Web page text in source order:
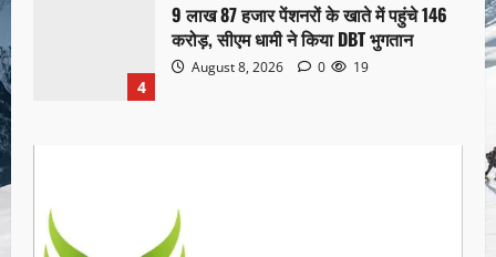
4
9 लाख 87 हजार पेंशनरों के खाते में पहुंचे 146
करोड़, सीएम धामी ने किया DBT भुगतान
August 8, 2026 0 19